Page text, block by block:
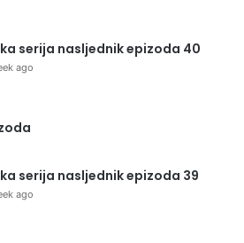
serija nasljednik epizoda 40
ago
serija nasljednik epizoda 39
ago